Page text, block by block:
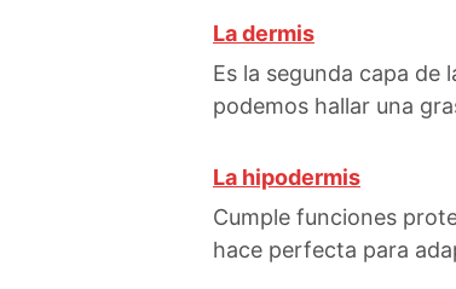
La dermis
Es la segunda capa de
podemos hallar una
La hipodermis
Cumple funciones
hace perfecta para